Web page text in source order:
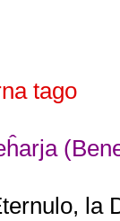
tago
la